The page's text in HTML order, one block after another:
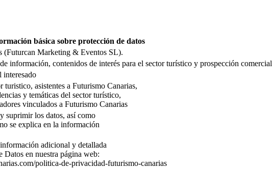
básica sobre protección de datos
(Futurcan Marketing & Eventos SL).
información, contenidos de interés para el sector turístico y prospección comercial
interesado
turistico, asistentes a Futurismo Canarias,
y temáticas del sector turístico,
vinculados a Futurismo Canarias
suprimir los datos, así como
se explica en la información
adicional y detallada
Datos en nuestra página web:
politica-de-privacidad-futurismo-canarias